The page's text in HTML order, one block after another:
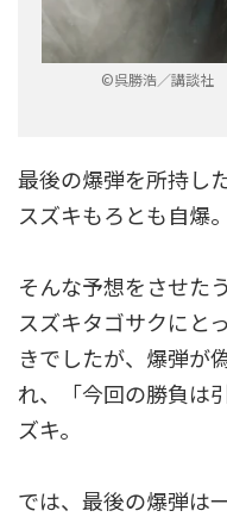
©呉勝浩／講談社
最後の爆弾を所持し
スズキもろとも自爆。
そんな予想をさせた
スズキタゴサクにと
きでしたが、爆弾が
れ、「今回の勝負は
ズキ。
では、最後の爆弾は